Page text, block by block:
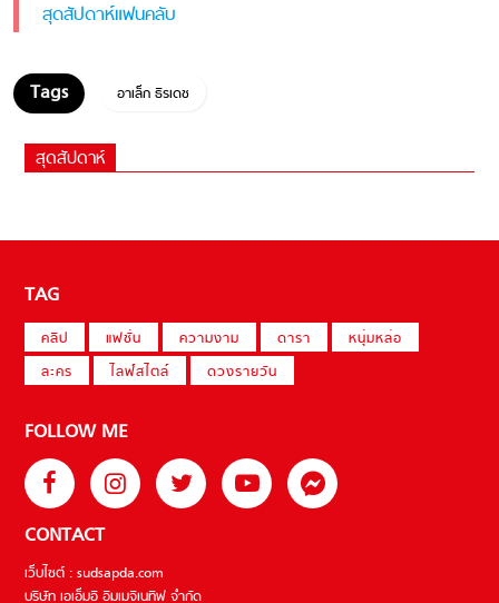
สุดสัปดาห์แฟนคลับ
อาเล็ก ธีรเดช
สุดสัปดาห์
TAG
คลิป แฟชั่น ความงาม ดารา
หนุ่มหล่อ
ละคร
ไลฟ์สไตล์ ดวงรายวัน
FOLLOW ME
CONTACT
เว็บไซต์ : sudsapda.com
บริษัท เอเอ็มอี อิมเมจิเนทีฟ จำกัด